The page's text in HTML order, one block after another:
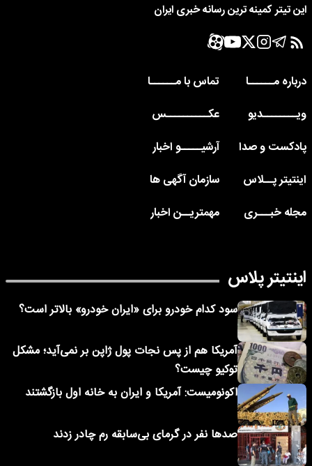
این تیتر کمینه ترین رسانه خبری ایران
درباره مــــــا
تماس با مــــــا
ویــــــــدیو
عکــــــــــس
پادکست و صدا
آرشیـــــو اخبار
اینتیتر پــلاس
سازمان آگهی ها
مجله خبـــری
مهمتریــن اخبار
اینتیتر پلاس
سود کدام خودرو برای «ایران خودرو» بالاتر است؟
آمریکا هم از پس نجات پول ژاپن بر نمی‌آید؛ مشکل
توکیو چیست؟
اکونومیست: آمریکا و ایران به خانه اول بازگشتند
صدها نفر در گرمای بی‌سابقه رم چادر زدند